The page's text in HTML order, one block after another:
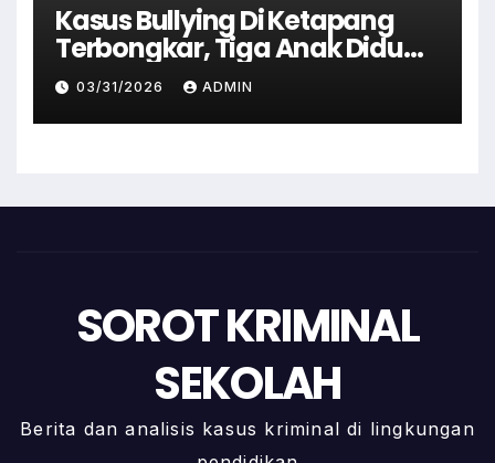
Kasus Bullying Di Ketapang
Terbongkar, Tiga Anak Diduga
Terlibat Kini Jadi Tersangka
03/31/2026 ADMIN
SOROT KRIMINAL
SEKOLAH
Berita dan analisis kasus kriminal di lingkungan